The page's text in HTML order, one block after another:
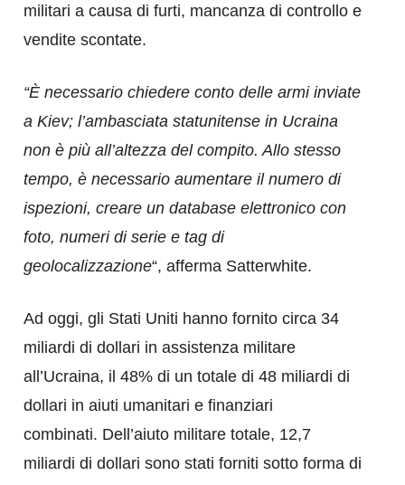
militari a causa di furti, mancanza di controllo e
vendite scontate.
“È necessario chiedere conto delle armi inviate
a Kiev; l’ambasciata statunitense in Ucraina
non è più all’altezza del compito. Allo stesso
tempo, è necessario aumentare il numero di
ispezioni, creare un database elettronico con
foto, numeri di serie e tag di
geolocalizzazione“, afferma Satterwhite.
Ad oggi, gli Stati Uniti hanno fornito circa 34
miliardi di dollari in assistenza militare
all’Ucraina, il 48% di un totale di 48 miliardi di
dollari in aiuti umanitari e finanziari
combinati. Dell’aiuto militare totale, 12,7
miliardi di dollari sono stati forniti sotto forma di